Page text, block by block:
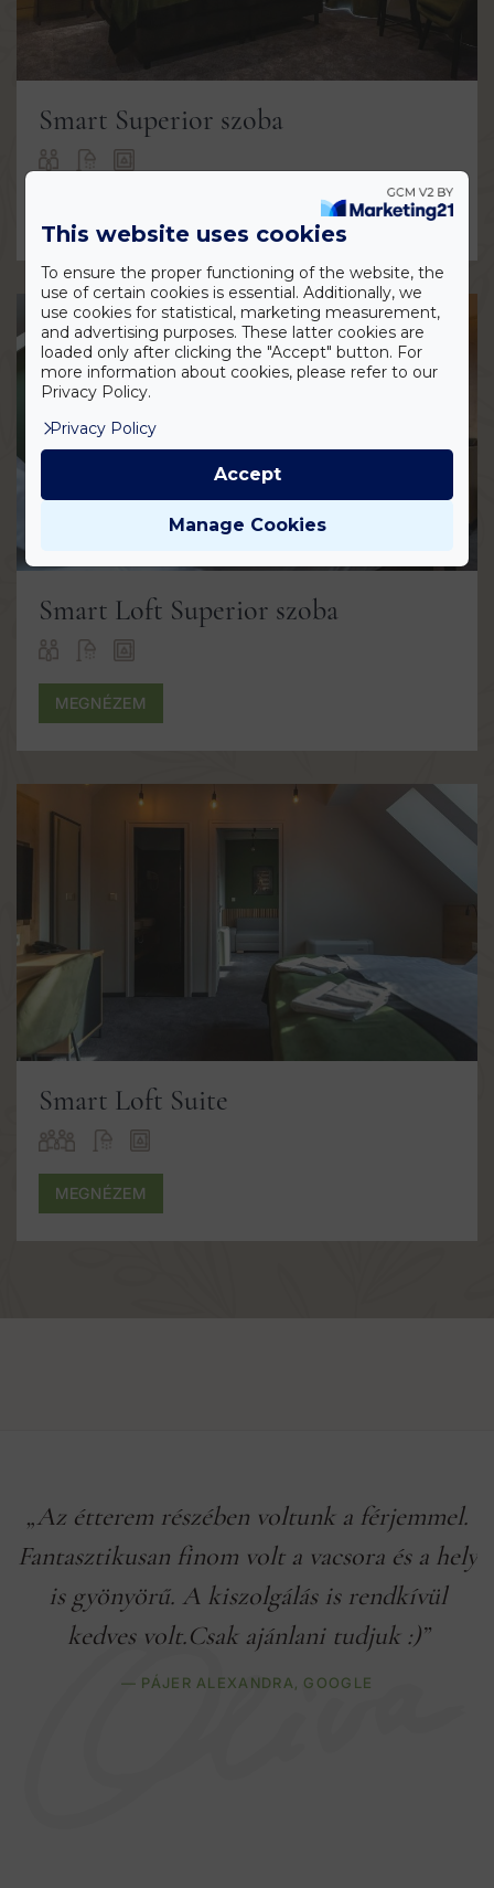
Smart Superior szoba
Smart Loft Superior szoba
MEGNÉZEM
Smart Loft Suite
MEGNÉZEM
„Az étterem részében voltunk a férjemmel.
Fantasztikusan finom volt a vacsora és a hely
is gyönyörű. A kiszolgálás is rendkívül
kedves volt.Csak ajánlani tudjuk :)”
— PÁJER ALEXANDRA, GOOGLE
This website uses cookies
To ensure the proper functioning of the website, the
use of certain cookies is essential. Additionally, we
use cookies for statistical, marketing measurement,
and advertising purposes. These latter cookies are
loaded only after clicking the "Accept" button. For
more information about cookies, please refer to our
Privacy Policy.
Privacy Policy
Manage Cookies
Accept